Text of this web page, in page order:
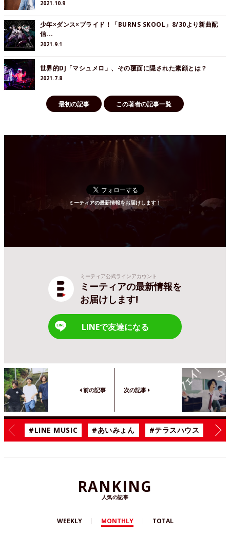
2021.10.9
少年×ダンス×プライド！「BURNS SKOOL」8/30より新曲配
信...
2021.9.1
世界的DJ「マシュメロ」、その覆面に隠された素顔とは？
2021.7.8
最初の記事 この著者の記事一覧
ミーティアの最新情報をお届けします！
ミーティア公式ラインアカウント
ミーティアの最新情報を
お届けします!
LINEで友達になる
前の記事 次の記事
#LINE MUSIC #あいみょん #テラスハウス #
RANKING
人気の記事
WEEKLY MONTHLY TOTAL